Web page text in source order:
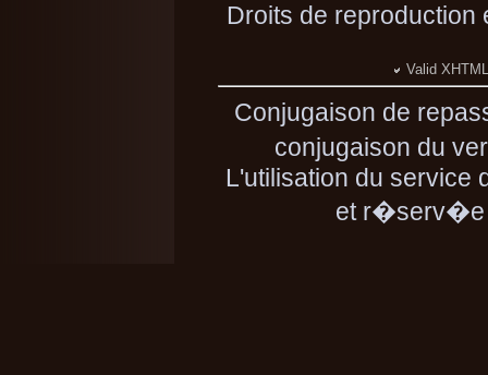
Droits de
Valid
Conjugaison de
conjugaison du
L'utilisation du service
et r�serv�e